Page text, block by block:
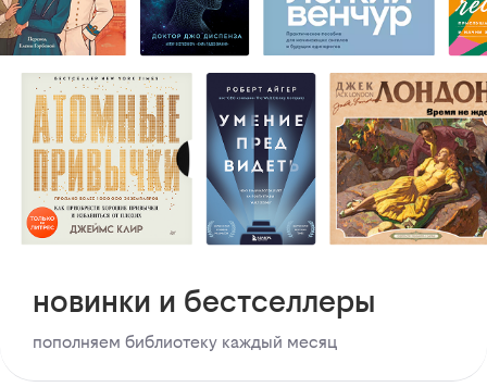
новинки и бестселлеры
пополняем библиотеку каждый месяц